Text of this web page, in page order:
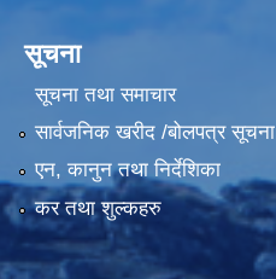
सूचना
सूचना तथा समाचार
सार्वजनिक खरीद /बोलपत्र सूचना
एन, कानुन तथा निर्देशिका
कर तथा शुल्कहरु